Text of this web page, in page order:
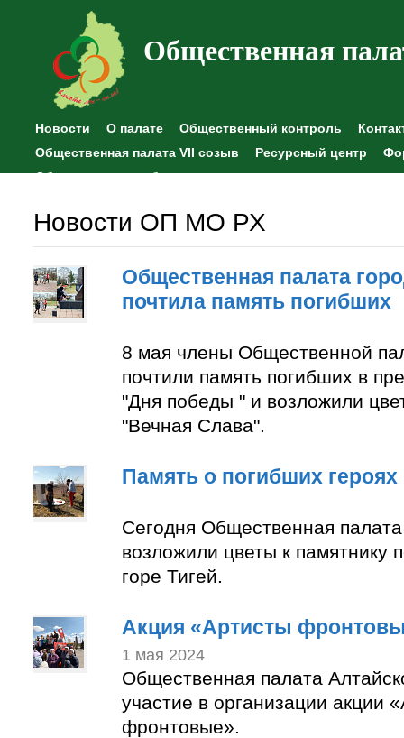
Общественная
Новости О палате Общественный контроль
Общественная палата VII созыв
Ресурсный центр
Общественные наблюдения
Новости ОП МО РХ
Общественная палата
почтила память погибших
8 мая члены Общественной
почтили память погибших в
"Дня победы " и возложили
"Вечная Слава".
Память о погибших героях
Сегодня Общественная
возложили цветы к памятнику
горе Тигей.
Акция «Артисты
1 мая 2024
Общественная палата
участие в организации акции
фронтовые».